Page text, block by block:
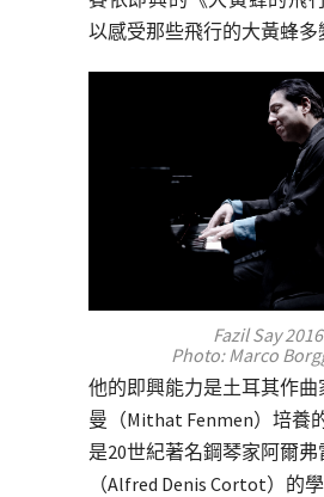
以感受那些飛行的大黃蜂多
Fazil Say 2016
Photo: Marco
他的即興能力是土耳其作曲
曼（Mithat Fenmen）培養
是20世紀著名鋼琴家阿爾
（Alfred Denis Cortot）的